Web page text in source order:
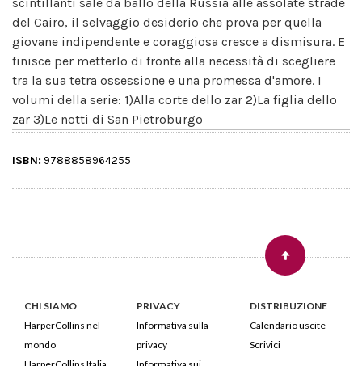
del Cairo, il selvaggio desiderio che prova per quella
giovane indipendente e coraggiosa cresce a dismisura. E
finisce per metterlo di fronte alla necessità di scegliere
tra la sua tetra ossessione e una promessa d'amore. I
volumi della serie: 1)Alla corte dello zar 2)La figlia dello
zar 3)Le notti di San Pietroburgo
ISBN: 9788858964255
CHI SIAMO
HarperCollins nel
mondo
PRIVACY
Informativa sulla
privacy
DISTRIBUZIONE
Calendario uscite
Scrivici